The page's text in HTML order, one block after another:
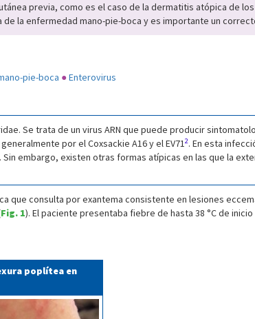
previa, como es el caso de la dermatitis atópica de
de la enfermedad mano-pie-boca y es importante un
pie-boca ●Enterovirus
Se trata de un virus ARN que puede producir
por el Coxsackie A16 y el EV712. En esta
. Sin embargo, existen otras formas atípicas en las que la
que consulta por exantema consistente en lesiones
Fig. 1). El paciente presentaba fiebre de hasta 38 °C de
poplítea en